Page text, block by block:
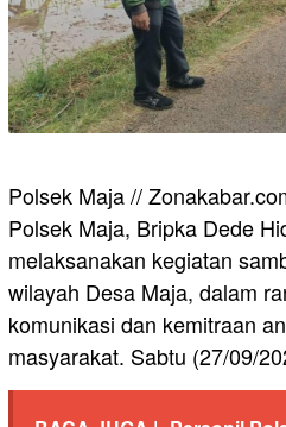
Polsek Maja //
Polsek Maja, Bripka Dede
melaksanakan kegiatan
wilayah Desa Maja, dalam
komunikasi dan kemitraan
masyarakat. Sabtu (27/09/